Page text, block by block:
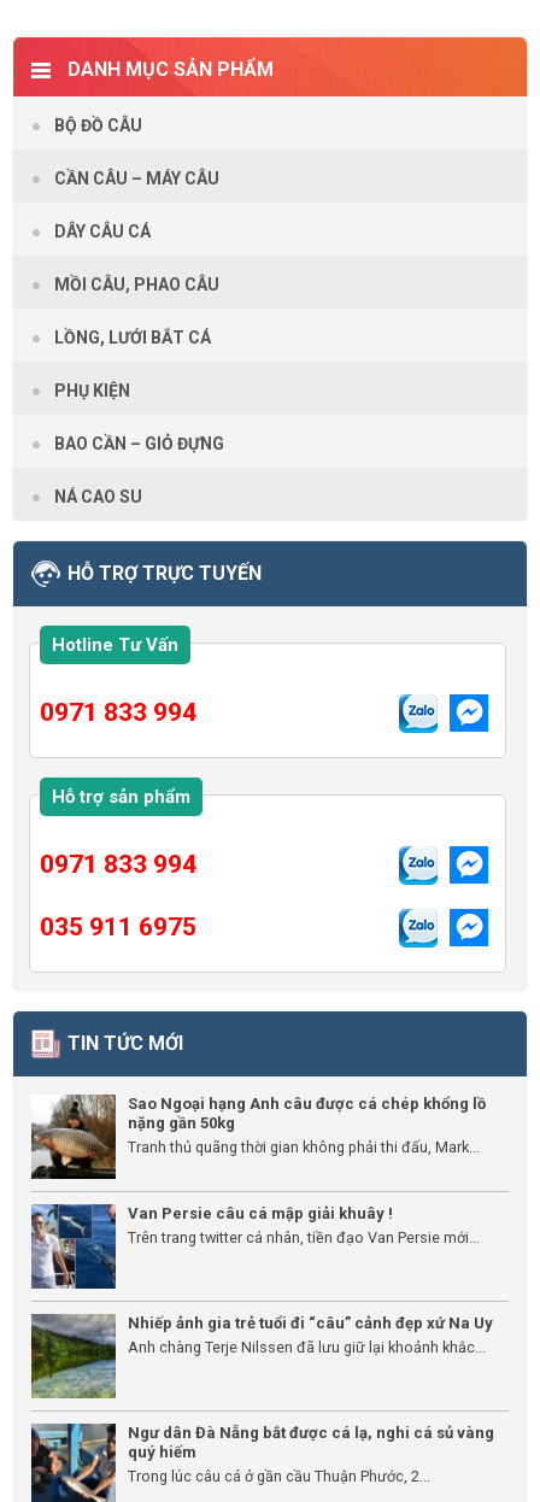
DANH MỤC SẢN PHẨM
BỘ ĐỒ CÂU
CẦN CÂU – MÁY CÂU
DÂY CÂU CÁ
MỒI CÂU, PHAO CÂU
LỒNG, LƯỚI BẮT CÁ
PHỤ KIỆN
BAO CẦN – GIỎ ĐỰNG
NÁ CAO SU
HỖ TRỢ TRỰC TUYẾN
Hotline Tư Vấn
0971 833 994
Hỗ trợ sản phẩm
0971 833 994
035 911 6975
TIN TỨC MỚI
Sao Ngoại hạng Anh câu được cá chép khổng lồ
nặng gần 50kg
Tranh thủ quãng thời gian không phải thi đấu, Mark...
Van Persie câu cá mập giải khuây !
Trên trang twitter cá nhân, tiền đạo Van Persie mới...
Nhiếp ảnh gia trẻ tuổi đi “câu” cảnh đẹp xứ Na Uy
Anh chàng Terje Nilssen đã lưu giữ lại khoảnh khắc...
Ngư dân Đà Nẵng bắt được cá lạ, nghi cá sủ vàng
quý hiếm
Trong lúc câu cá ở gần cầu Thuận Phước, 2...